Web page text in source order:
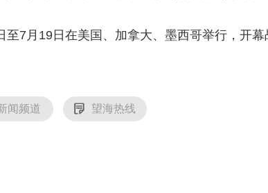
19日在美国、加拿大、墨西哥举行，开幕
闻频道 望海热线